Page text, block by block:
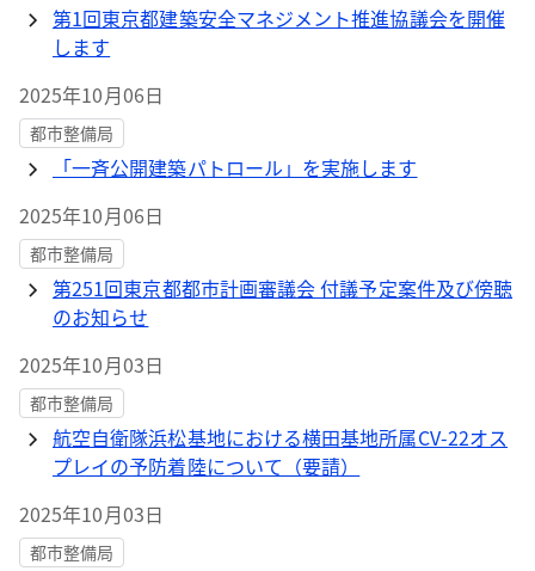
第1回東京都建築安全マネジメント推進協議会を開催
します
2025年10月06日
都市整備局
「一斉公開建築パトロール」を実施します
2025年10月06日
都市整備局
第251回東京都都市計画審議会 付議予定案件及び傍聴
のお知らせ
2025年10月03日
都市整備局
航空自衛隊浜松基地における横田基地所属CV-22オス
プレイの予防着陸について（要請）
2025年10月03日
都市整備局